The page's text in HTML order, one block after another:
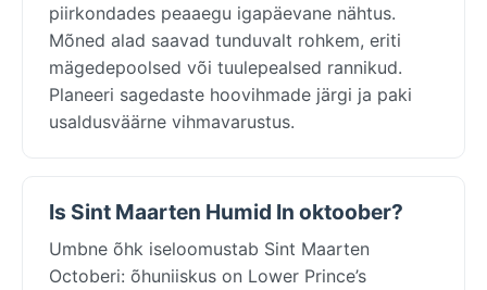
piirkondades peaaegu igapäevane nähtus.
Mõned alad saavad tunduvalt rohkem, eriti
mägedepoolsed või tuulepealsed rannikud.
Planeeri sagedaste hoovihmade järgi ja paki
usaldusväärne vihmavarustus.
Is Sint Maarten Humid In oktoober?
Umbne õhk iseloomustab Sint Maarten
Octoberi: õhuniiskus on Lower Prince’s